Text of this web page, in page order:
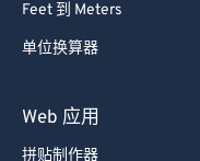
Feet 到 Meters
单位换算器
Web 应用
拼贴制作器